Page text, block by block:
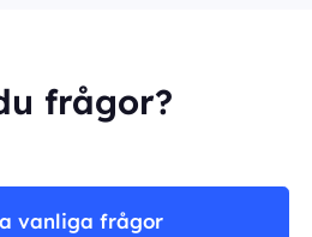
frågor?
vanliga frågor